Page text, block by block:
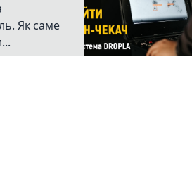
Як саме